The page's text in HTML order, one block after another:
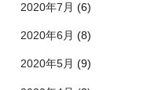
2020年7月 (6)
2020年6月 (8)
2020年5月 (9)